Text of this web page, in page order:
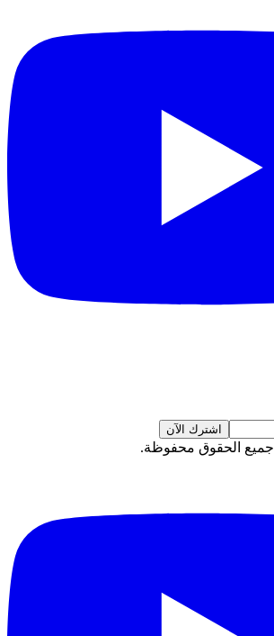
اشترك الآن
جميع الحقوق محفوظة.